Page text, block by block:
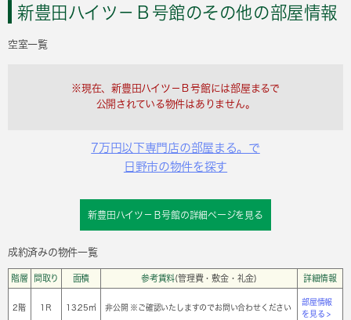
新豊田ハイツ－Ｂ号館のその他の部屋情報
空室一覧
※現在、新豊田ハイツ－Ｂ号館には部屋まるで
公開されている物件はありません。
7万円以下専門店の部屋まる。で
日野市の物件を探す
新豊田ハイツ－Ｂ号館の詳細ページを見る
成約済みの物件一覧
階層 間取り 面積 参考賃料(管理費・敷金・礼金) 詳細情報
2階 1Ｒ 13.25㎡ 非公開 ※ご確認いたしますのでお問い合わせください
部屋情報
を見る >